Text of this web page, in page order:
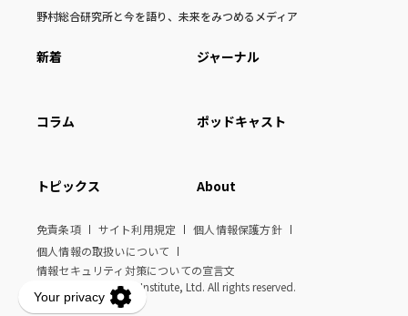
野村総合研究所と今を語り、未来をみつめるメディア
新着 ジャーナル
コラム ポッドキャスト
トピックス About
免責条項 サイト利用規定
個人情報保護方針
個人情報の取扱いについて
情報セキュリティ対策についての宣言文
© Nomura Research Institute, Ltd. All rights reserved.